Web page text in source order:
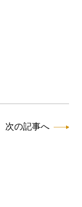
次の記事へ